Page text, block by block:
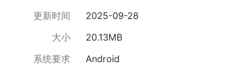
更新时间
2025-09-28
大小
20.13MB
系统要求
Android